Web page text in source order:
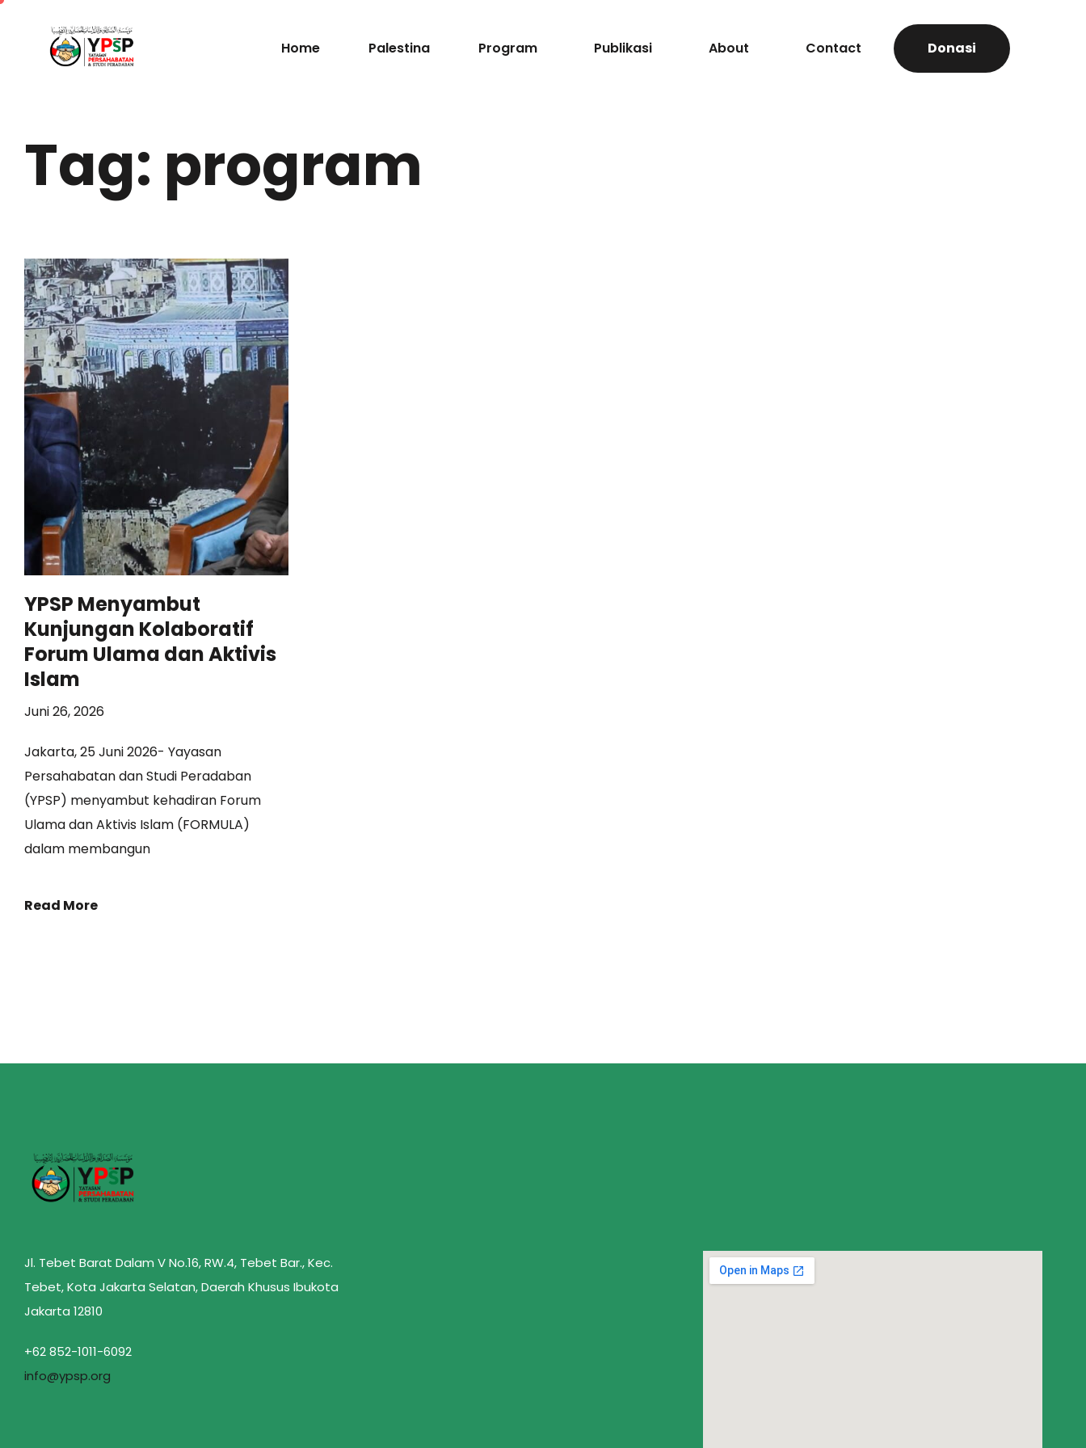
Home Palestina Program Publikasi About Contact Donasi
Tag: program
YPSP Menyambut
Kunjungan Kolaboratif
Forum Ulama dan Aktivis
Islam
Juni 26, 2026
Jakarta, 25 Juni 2026- Yayasan
Persahabatan dan Studi Peradaban
(YPSP) menyambut kehadiran Forum
Ulama dan Aktivis Islam (FORMULA)
dalam membangun
Read More
Jl. Tebet Barat Dalam V No.16, RW.4, Tebet Bar., Kec.
Tebet, Kota Jakarta Selatan, Daerah Khusus Ibukota
Jakarta 12810
+62 852-1011-6092
info@ypsp.org